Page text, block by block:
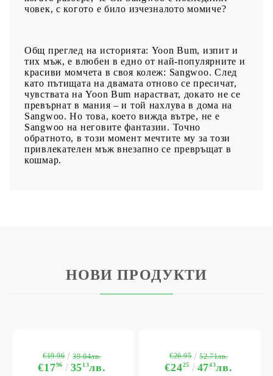
човек, с когото е било изчезналото момиче?
Общ преглед на историята: Yoon Bum, изпит и
тих мъж, е влюбен в едно от най-популярните и
красиви момчета в своя колеж: Sangwoo. След
като пътищата на двамата отново се пресичат,
чувствата на Yoon Bum нарастват, докато не се
превърнат в мания – и той нахлува в дома на
Sangwoo. Но това, което вижда вътре, не е
Sangwoo на неговите фантазии. Точно
обратното, в този момент мечтите му за този
привлекателен мъж внезапно се превръщат в
кошмар.
НОВИ ПРОДУКТИ
€1796 3513лв.
€19.96 39.04лв.
€2425 4743лв.
€26.95 52.71лв.